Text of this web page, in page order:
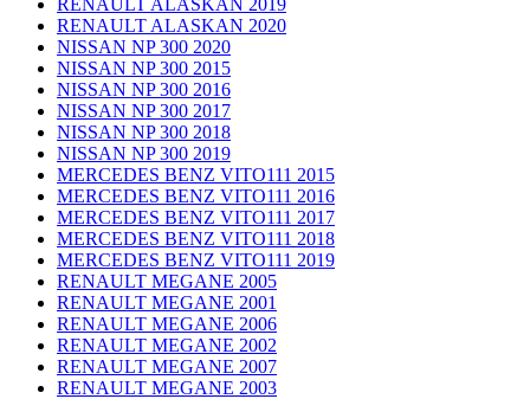
RENAULT ALASKAN 2020
NISSAN NP 300 2020
NISSAN NP 300 2015
NISSAN NP 300 2016
NISSAN NP 300 2017
NISSAN NP 300 2018
NISSAN NP 300 2019
MERCEDES BENZ VITO111 2015
MERCEDES BENZ VITO111 2016
MERCEDES BENZ VITO111 2017
MERCEDES BENZ VITO111 2018
MERCEDES BENZ VITO111 2019
RENAULT MEGANE 2005
RENAULT MEGANE 2001
RENAULT MEGANE 2006
RENAULT MEGANE 2002
RENAULT MEGANE 2007
RENAULT MEGANE 2003